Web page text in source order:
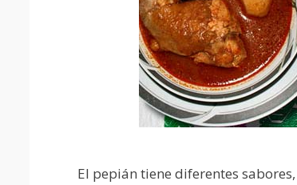
El pepián tiene diferentes